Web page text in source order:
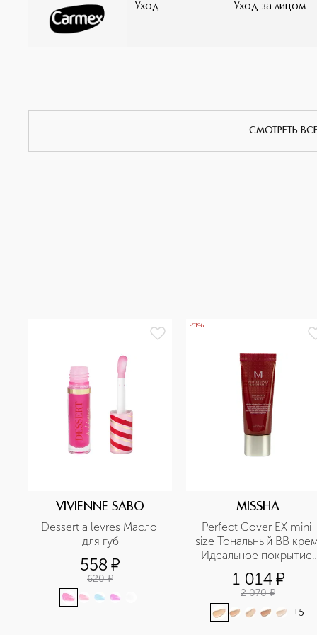
Уход Уход за лицом
СМОТРЕТЬ
VIVIENNE SABO
Dessert a levres Масло
для губ
558 ¤
620 ¤
-51%
MISSHA
Perfect Cover EX mini
size Тональный BB
Идеальное покрытие
SPF42/PA+++ в
дорожном формате
1 014¤
2 070 ¤
+5